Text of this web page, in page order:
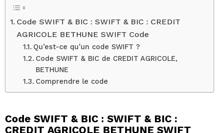
Code SWIFT & BIC : SWIFT & BIC : CREDIT
AGRICOLE BETHUNE SWIFT Code
Qu’est-ce qu’un code SWIFT ?
Code SWIFT & BIC de CREDIT AGRICOLE,
BETHUNE
Comprendre le code
Code SWIFT & BIC : SWIFT & BIC :
CREDIT AGRICOLE BETHUNE SWIFT